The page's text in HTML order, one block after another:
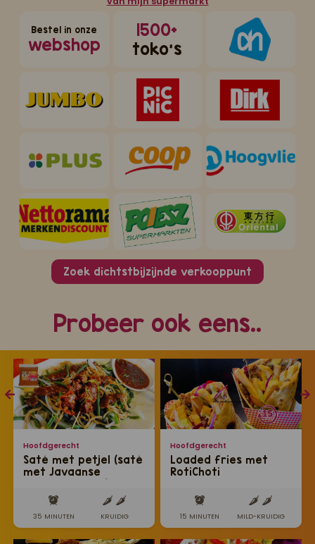
Bestel in onze
webshop
1500+
toko's
Zoek dichtstbijzijnde verkooppunt
Probeer ook eens..
Hoofdgerecht
Saté met petjel (saté
met Javaanse
35 MINUTEN KRUIDIG
Hoofdgerecht
Loaded fries met
RotiChoti
15 MINUTEN MILD-KRUIDIG